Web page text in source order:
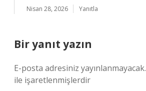
Nisan 28, 2026 Yanıtla
Bir yanıt yazın
E-posta adresiniz yayınlanmayacak.
ile işaretlenmişlerdir